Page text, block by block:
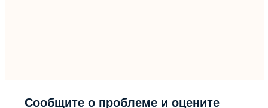
Сообщите о проблеме и оцените